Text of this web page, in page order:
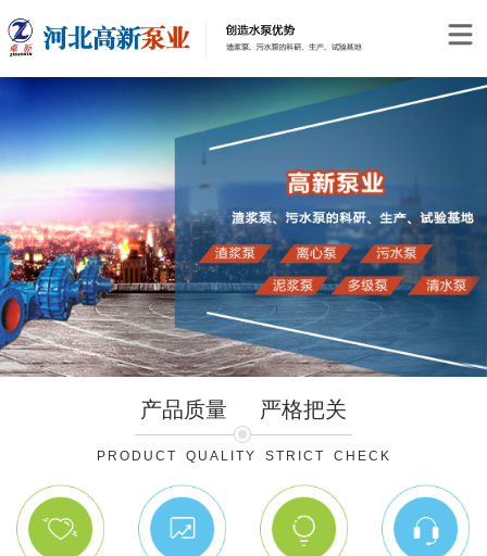
产品质量 严格把关
PRODUCT QUALITY STRICT CHECK